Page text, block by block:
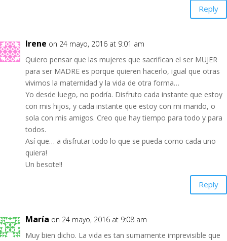
Reply
Irene on 24 mayo, 2016 at 9:01 am
Quiero pensar que las mujeres que sacrifican el ser MUJER
para ser MADRE es porque quieren hacerlo, igual que otras
vivimos la maternidad y la vida de otra forma…
Yo desde luego, no podría. Disfruto cada instante que estoy
con mis hijos, y cada instante que estoy con mi marido, o
sola con mis amigos. Creo que hay tiempo para todo y para
todos.
Así que… a disfrutar todo lo que se pueda como cada uno
quiera!
Un besote!!
Reply
María on 24 mayo, 2016 at 9:08 am
Muy bien dicho. La vida es tan sumamente imprevisible que